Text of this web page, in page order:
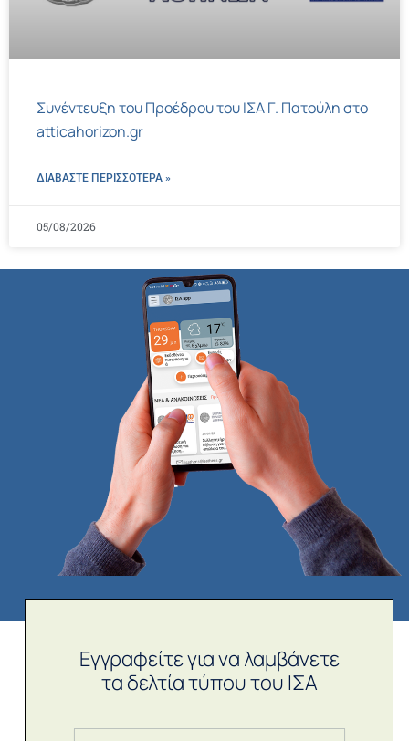
Συνέντευξη του Προέδρου του ΙΣΑ Γ. Πατούλη στο
atticahorizon.gr
ΔΙΑΒΑΣΤΕ ΠΕΡΙΣΣΌΤΕΡΑ »
05/08/2026
Εγγραφείτε για να λαμβάνετε
τα δελτία τύπου του ΙΣΑ